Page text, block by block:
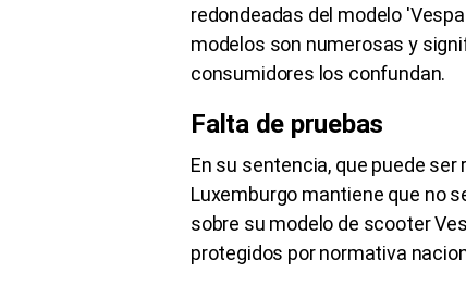
redondeadas del modelo
modelos son numerosas y
consumidores los confundan.
Falta de pruebas
En su sentencia, que puede
Luxemburgo mantiene que no
sobre su modelo de scooter
protegidos por normativa